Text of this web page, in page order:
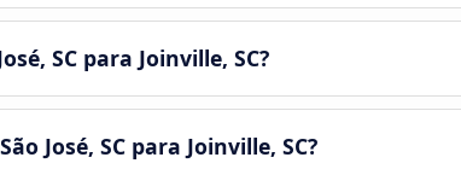
SC para Joinville, SC?
José, SC para Joinville, SC?